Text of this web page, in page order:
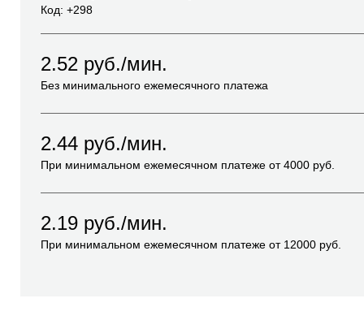
Код: +298
2.52 руб./мин.
Без минимального ежемесячного платежа
2.44 руб./мин.
При минимальном ежемесячном платеже от4000 руб.
2.19 руб./мин.
При минимальном ежемесячном платеже от 12000 руб.